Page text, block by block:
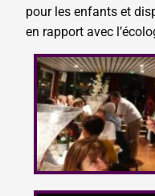
pour les enfants et
en rapport avec